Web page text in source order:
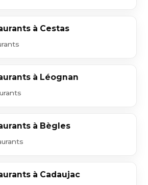
à Cestas
à Léognan
à Bègles
à Cadaujac